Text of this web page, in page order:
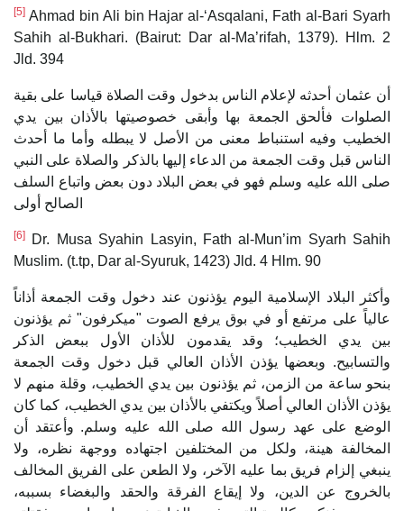
[5] Ahmad bin Ali bin Hajar al-‘Asqalani, Fath al-Bari Syarh
Sahih al-Bukhari. (Bairut: Dar al-Ma’rifah, 1379). Hlm. 2
Jld. 394
أن عثمان أحدثه لإعلام الناس بدخول وقت الصلاة قياسا على بقية
الصلوات فألحق الجمعة بها وأبقى خصوصيتها بالأذان بين يدي
الخطيب وفيه استنباط معنى من الأصل لا يبطله وأما ما أحدث
الناس قبل وقت الجمعة من الدعاء إليها بالذكر والصلاة على النبي
صلى الله عليه وسلم فهو في بعض البلاد دون بعض واتباع السلف
الصالح أولى
[6]
Dr. Musa Syahin Lasyin, Fath al-Mun’im Syarh Sahih
Muslim. (t.tp, Dar al-Syuruk, 1423) Jld. 4 Hlm. 90
وأكثر البلاد الإسلامية اليوم يؤذنون عند دخول وقت الجمعة أذاناً
عالياً على مرتفع أو في بوق يرفع الصوت "ميكرفون" ثم يؤذنون
بين يدي الخطيب؛ وقد يقدمون للأذان الأول ببعض الذكر
والتسابيح. وبعضها يؤذن الأذان العالي قبل دخول وقت الجمعة
بنحو ساعة من الزمن، ثم يؤذنون بين يدي الخطيب، وقلة منهم لا
يؤذن الأذان العالي أصلاً ويكتفي بالأذان بين يدي الخطيب، كما كان
الوضع على عهد رسول الله صلى الله عليه وسلم. وأعتقد أن
المخالفة هينة، ولكل من المختلفين اجتهاده ووجهة نظره، ولا
ينبغي إلزام فريق بما عليه الآخر، ولا الطعن على الفريق المخالف
بالخروج عن الدين، ولا إيقاع الفرقة والحقد والبغضاء بسببه،